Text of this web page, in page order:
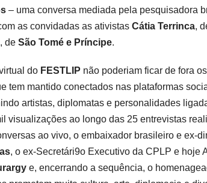
– uma conversa mediada pela pesquisadora
as convidadas as ativistas Cátia Terrinca,
, de São Tomé e Príncipe.
do FESTLIP não poderiam ficar de fora
tem mantido conectados nas plataformas
artistas, diplomatas e personalidades
visualizações ao longo das 25 entrevistas
ao vivo, o embaixador brasileiro e ex-
, o ex-Secretári9o Executivo da CPLP e
e, encerrando a sequência, o